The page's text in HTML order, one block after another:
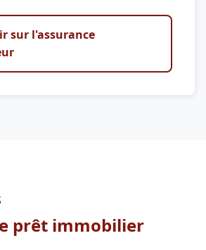
sur l'assurance
prêt immobilier